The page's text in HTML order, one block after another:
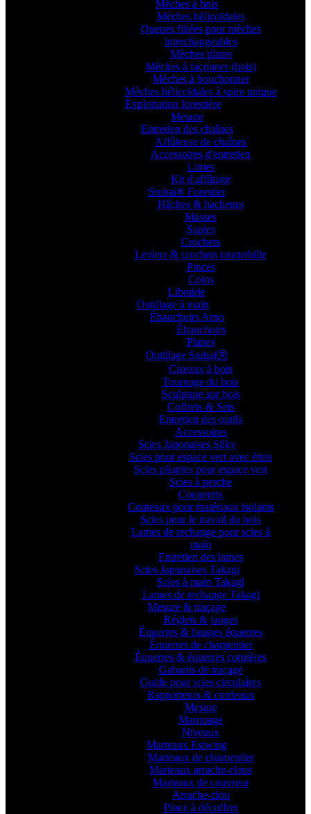
Mèches à bois
Mèches hélicoïdales
Queues filtées pour mèches
interchangeables
Mèches plates
Mèches à façonner (bois)
Mèches à bouchonner
Mèches hélicoïdales à spire unique
Exploitation forestière
Mesure
Entretien des chaînes
Affûteuse de chaînes
Accessoires d'entretien
Limes
Kit d'affûtage
Stubai® Forestier
Hâches & hachettes
Masses
Sapies
Crochets
Leviers & crochets tournebille
Pinces
Coins
Librairie
Outillage à main
Ébauchoirs Arno
Ébauchoirs
Planes
Outillage StubaiⓇ
Ciseaux à bois
Tournage du bois
Sculpture sur bois
Coffrets & Sets
Entretien des outils
Accessoires
Scies Japonaises Silky
Scies pour espace vert avec étuis
Scies pliantes pour espace vert
Scies à perche
Couperets
Couteaux pour matériaux isolants
Scies pour le travail du bois
Lames de rechange pour scies à
main
Entretien des lames
Scies Japonaises Takagi
Scies à main Takagi
Lames de rechange Takagi
Mesure & traçage
Réglets & jauges
Équerres & fausses équerres
Équerres de charpentier
Équerres & équerres cornières
Gabarits de traçage
Guide pour scies circulaires
Rapporteurs & cordeaux
Mesure
Marquage
Niveaux
Marteaux Estwing
Marteaux de charpentier
Marteaux arrache-clous
Marteaux de couvreur
Arrache-clou
Pince à décoffrer